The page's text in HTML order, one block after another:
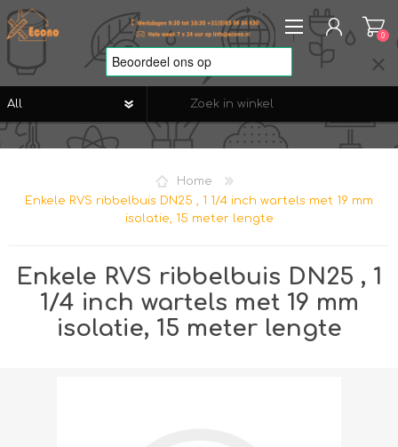
REGISTREREN
0
Home
Enkele RVS ribbelbuis DN25 , 1 1/4 inch wartels met 19 mm
isolatie, 15 meter lengte
Enkele RVS ribbelbuis DN25 , 1
1/4 inch wartels met 19 mm
isolatie, 15 meter lengte